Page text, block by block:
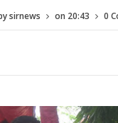
sirnews on 20:43 0